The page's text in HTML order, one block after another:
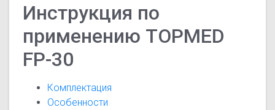
Инструкция по
применению TOPMED
FP-30
Комплектация
Особенности